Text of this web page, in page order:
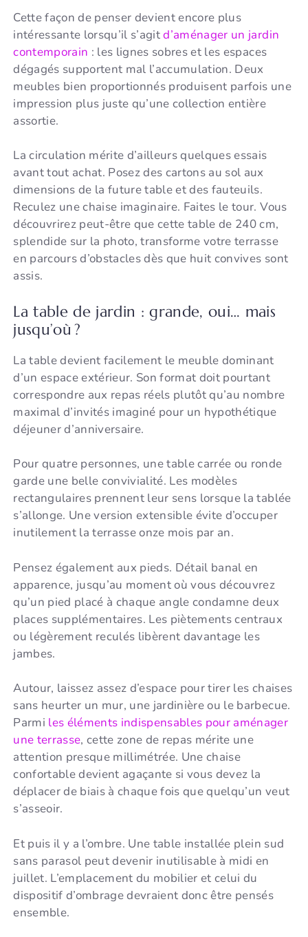
Cette façon de penser devient encore plus
intéressante lorsqu’il s’agitd’aménager un jardin
contemporain : les lignes sobres et les espaces
dégagés supportent mal l’accumulation. Deux
meubles bien proportionnés produisent parfois une
impression plus juste qu’une collection entière
assortie.
La circulation mérite d’ailleurs quelques essais
avant tout achat. Posez des cartons au sol aux
dimensions de la future table et des fauteuils.
Reculez une chaise imaginaire. Faites le tour. Vous
découvrirez peut-être que cette table de 240 cm,
splendide sur la photo, transforme votre terrasse
en parcours d’obstacles dès que huit convives sont
assis.
La table de jardin : grande, oui… mais
jusqu’où ?
La table devient facilement le meuble dominant
d’un espace extérieur. Son format doit pourtant
correspondre aux repas réels plutôt qu’au nombre
maximal d’invités imaginé pour un hypothétique
déjeuner d’anniversaire.
Pour quatre personnes, une table carrée ou ronde
garde une belle convivialité. Les modèles
rectangulaires prennent leur sens lorsque la tablée
s’allonge. Une version extensible évite d’occuper
inutilement la terrasse onze mois par an.
Pensez également aux pieds. Détail banal en
apparence, jusqu’au moment où vous découvrez
qu’un pied placé à chaque angle condamne deux
places supplémentaires. Les piètements centraux
ou légèrement reculés libèrent davantage les
jambes.
Autour, laissez assez d’espace pour tirer les chaises
sans heurter un mur, une jardinière ou le barbecue.
Parmi les éléments indispensables pour aménager
une terrasse, cette zone de repas mérite une
attention presque millimétrée. Une chaise
confortable devient agaçante si vous devez la
déplacer de biais à chaque fois que quelqu’un veut
s’asseoir.
Et puis il y a l’ombre. Une table installée plein sud
sans parasol peut devenir inutilisable à midi en
juillet. L’emplacement du mobilier et celui du
dispositif d’ombrage devraient donc être pensés
ensemble.